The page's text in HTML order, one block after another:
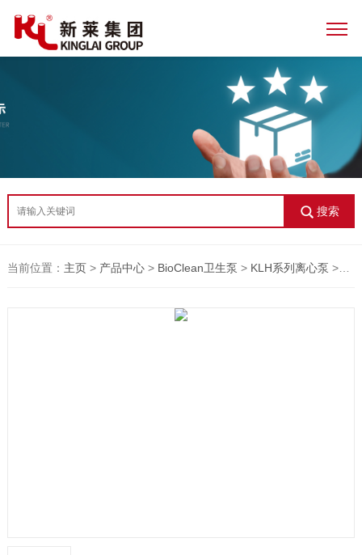
搜索
当前位置： 主页> 产品中心> BioClean卫生泵 > KLH系列离心泵 >KLH系列离心泵